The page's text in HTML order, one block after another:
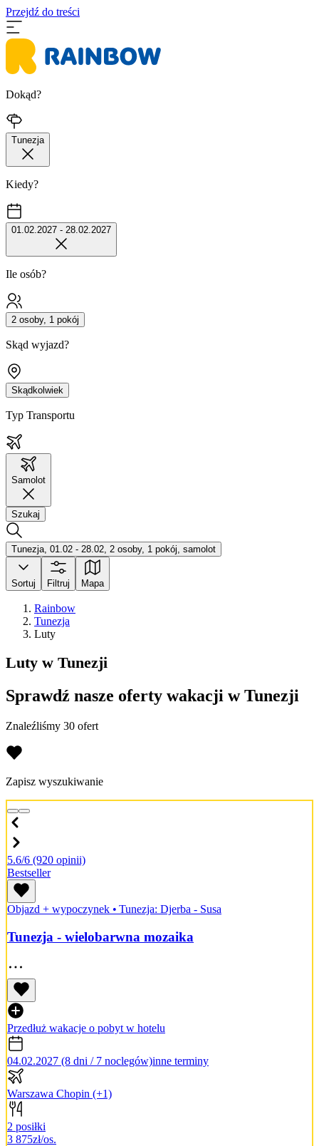
Przejdź do treści
Dokąd?
Tunezja
Kiedy?
01.02.2027 - 28.02.2027
Ile osób?
2 osoby, 1 pokój
Skąd wyjazd?
Skądkolwiek
Typ Transportu
Samolot
Szukaj
Tunezja, 01.02 - 28.02, 2 osoby, 1 pokój, samolot
Sortuj Filtruj Mapa
Rainbow
Tunezja
Luty
Luty w Tunezji
Sprawdź nasze oferty wakacji w Tunezji
Znaleźliśmy 30 ofert
Zapisz wyszukiwanie
5.6/6 (920 opinii)
Bestseller
Objazd + wypoczynek • Tunezja: Djerba - Susa
Tunezja - wielobarwna mozaika
Przedłuż wakacje o pobyt w hotelu
04.02.2027 (8 dni / 7 noclegów)inne terminy
Warszawa Chopin (+1)
2 posiłki
3 875zł/os.